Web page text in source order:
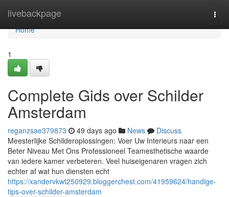
livebackpage
Home
Home
1
Complete Gids over Schilder
Amsterdam
reganzsae379873 49 days ago News
Discuss
Meesterlijke Schilderoplossingen: Voer Uw Interieurs naar een
Beter Niveau Met Ons Professioneel Teamesthetische waarde
van iedere kamer verbeteren. Veel huiseigenaren vragen zich
echter af wat hun diensten echt
https://xandervkwt250929.bloggerchest.com/41959624/handige-
tips-over-schilder-amsterdam